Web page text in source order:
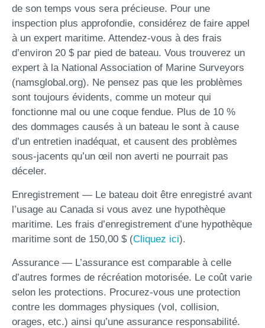
de son temps vous sera précieuse. Pour une
inspection plus approfondie, considérez de faire appel
à un expert maritime. Attendez-vous à des frais
d’environ 20 $ par pied de bateau. Vous trouverez un
expert à la National Association of Marine Surveyors
(namsglobal.org). Ne pensez pas que les problèmes
sont toujours évidents, comme un moteur qui
fonctionne mal ou une coque fendue. Plus de 10 %
des dommages causés à un bateau le sont à cause
d’un entretien inadéquat, et causent des problèmes
sous-jacents qu’un œil non averti ne pourrait pas
déceler.
Enregistrement — Le bateau doit être enregistré avant
l’usage au Canada si vous avez une hypothèque
maritime. Les frais d’enregistrement d’une hypothèque
maritime sont de 150,00 $ (Cliquez ici).
Assurance — L’assurance est comparable à celle
d’autres formes de récréation motorisée. Le coût varie
selon les protections. Procurez-vous une protection
contre les dommages physiques (vol, collision,
orages, etc.) ainsi qu’une assurance responsabilité.